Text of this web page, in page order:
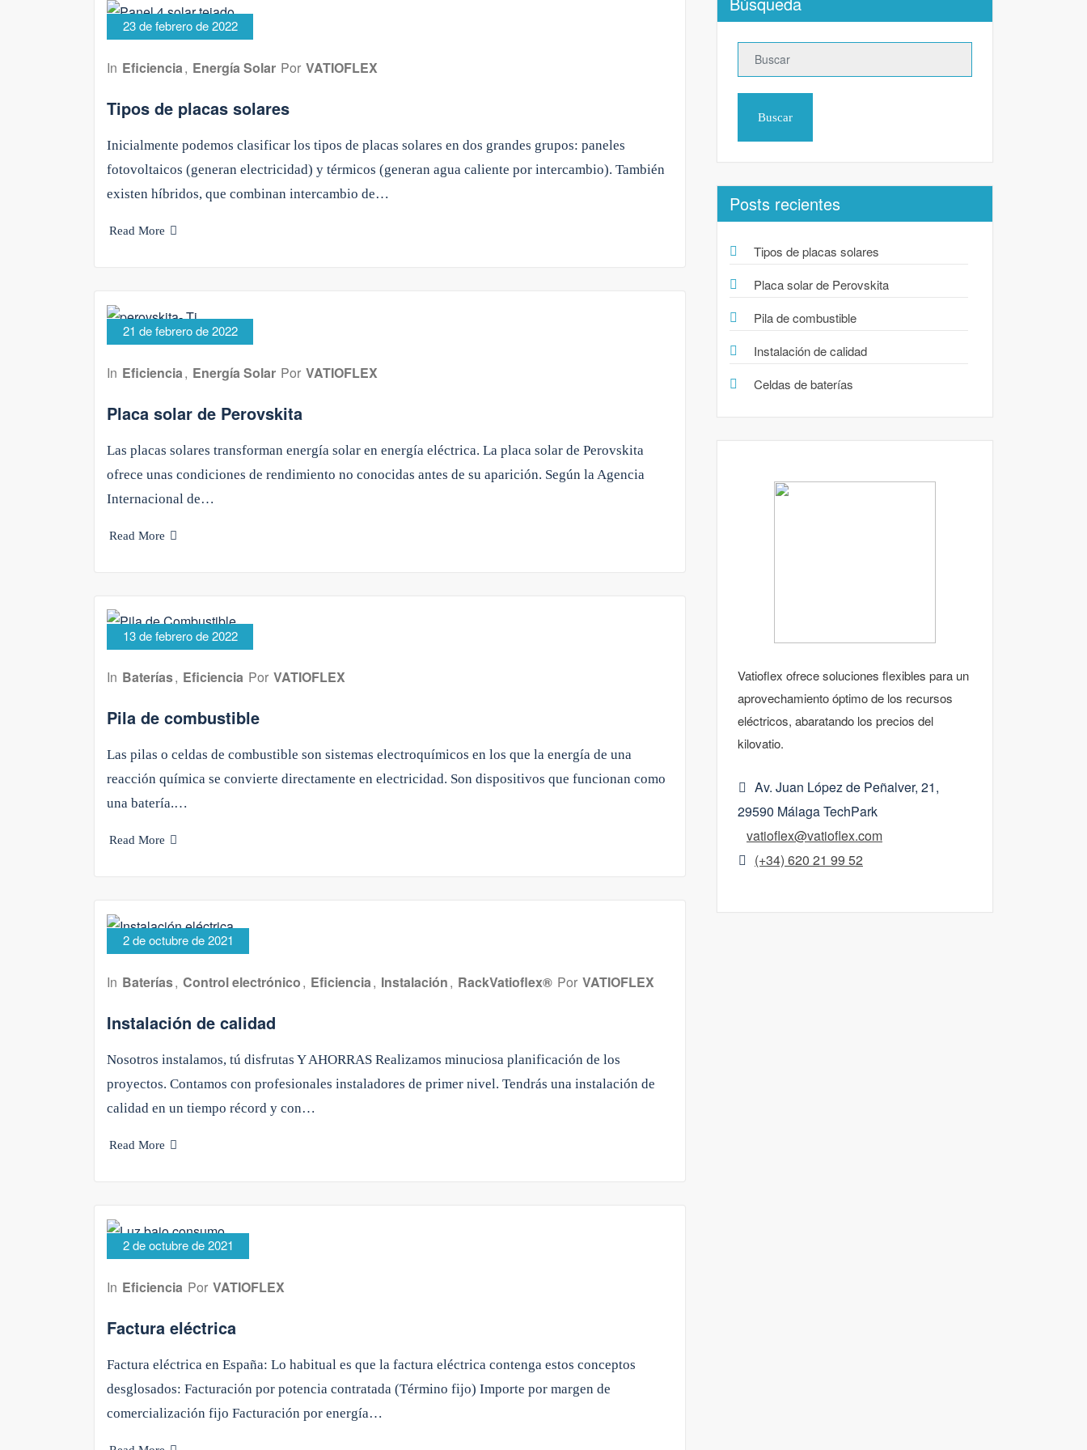
23 de febrero de 2022
In Eficiencia, Energía Solar Por VATIOFLEX
Tipos de placas solares
Inicialmente podemos clasificar los tipos de placas solares en dos grandes grupos: paneles
fotovoltaicos (generan electricidad) y térmicos (generan agua caliente por intercambio). También
existen híbridos, que combinan intercambio de…
Read More
21 de febrero de 2022
In Eficiencia, Energía Solar Por VATIOFLEX
Placa solar de Perovskita
Las placas solares transforman energía solar en energía eléctrica. La placa solar de Perovskita
ofrece unas condiciones de rendimiento no conocidas antes de su aparición. Según la Agencia
Internacional de…
Read More
13 de febrero de 2022
In Baterías, Eficiencia Por VATIOFLEX
Pila de combustible
Las pilas o celdas de combustible son sistemas electroquímicos en los que la energía de una
reacción química se convierte directamente en electricidad. Son dispositivos que funcionan como
una batería.…
Read More
2 de octubre de 2021
In Baterías, Control electrónico, Eficiencia, Instalación, RackVatioflex® Por VATIOFLEX
Instalación de calidad
Nosotros instalamos, tú disfrutas Y AHORRAS Realizamos minuciosa planificación de los
proyectos. Contamos con profesionales instaladores de primer nivel. Tendrás una instalación de
calidad en un tiempo récord y con…
Read More
2 de octubre de 2021
In Eficiencia Por VATIOFLEX
Factura eléctrica
Factura eléctrica en España: Lo habitual es que la factura eléctrica contenga estos conceptos
desglosados: Facturación por potencia contratada (Término fijo) Importe por margen de
comercialización fijo Facturación por energía…
Buscar
Posts recientes
Tipos de placas solares
Placa solar de Perovskita
Pila de combustible
Instalación de calidad
Celdas de baterías
Vatioflex ofrece soluciones flexibles para un
aprovechamiento óptimo de los recursos
eléctricos, abaratando los precios del
kilovatio.
Av. Juan López de Peñalver, 21,
29590 Málaga TechPark
vatioflex@vatioflex.com
(+34) 620 21 99 52